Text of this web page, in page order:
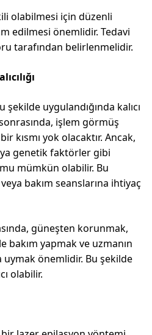
olabilmesi için düzenli
edilmesi önemlidir. Tedavi
tarafından belirlenmelidir.
uygulandığında kalıcı
işlem görmüş
kısmı yok olacaktır. Ancak,
genetik faktörler gibi
mümkün olabilir. Bu
bakım seanslarına ihtiyaç
güneşten korunmak,
yapmak ve uzmanın
önemlidir. Bu şekilde
olabilir.